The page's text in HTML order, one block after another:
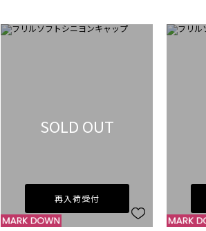
SOLD OUT
再入荷受付